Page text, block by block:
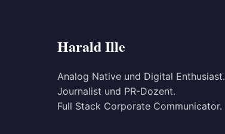
Harald Ille
Analog Native und Digital Enthusiast.
Journalist und PR-Dozent.
Full Stack Corporate Communicator.